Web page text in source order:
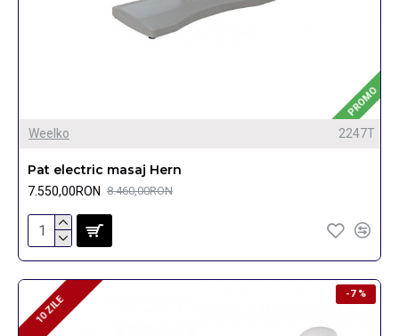
PROMO
Weelko 2247T
Pat electric masaj Hern
7.550,00RON 8.460,00RON
-7 %
10 ZILE
10 ZILE